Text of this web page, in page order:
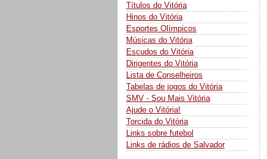
Títulos do Vitória
Hinos do Vitória
Esportes Olímpicos
Músicas do Vitória
Escudos do Vitória
Dirigentes do Vitória
Lista de Conselheiros
Tabelas de jogos do Vitória
SMV - Sou Mais Vitória
Ajude o Vitória!
Torcida do Vitória
Links sobre futebol
Links de rádios de Salvador